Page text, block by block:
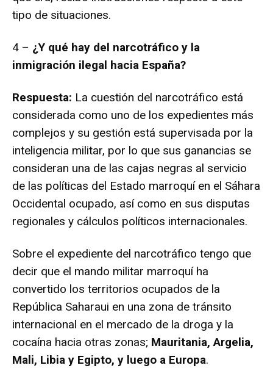
tipo de situaciones.
4 – ¿Y qué hay del narcotráfico y la
inmigración ilegal hacia España?
Respuesta: La cuestión del narcotráfico está
considerada como uno de los expedientes más
complejos y su gestión está supervisada por la
inteligencia militar, por lo que sus ganancias se
consideran una de las cajas negras al servicio
de las políticas del Estado marroquí en el Sáhara
Occidental ocupado, así como en sus disputas
regionales y cálculos políticos internacionales.
Sobre el expediente del narcotráfico tengo que
decir que el mando militar marroquí ha
convertido los territorios ocupados de la
República Saharaui en una zona de tránsito
internacional en el mercado de la droga y la
cocaína hacia otras zonas; Mauritania, Argelia,
Mali, Libia y Egipto, y luego a Europa.